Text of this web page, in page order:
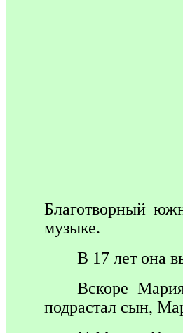
Благотворный
музыке.
В 17 лет она
Вскоре
подрастал сын,